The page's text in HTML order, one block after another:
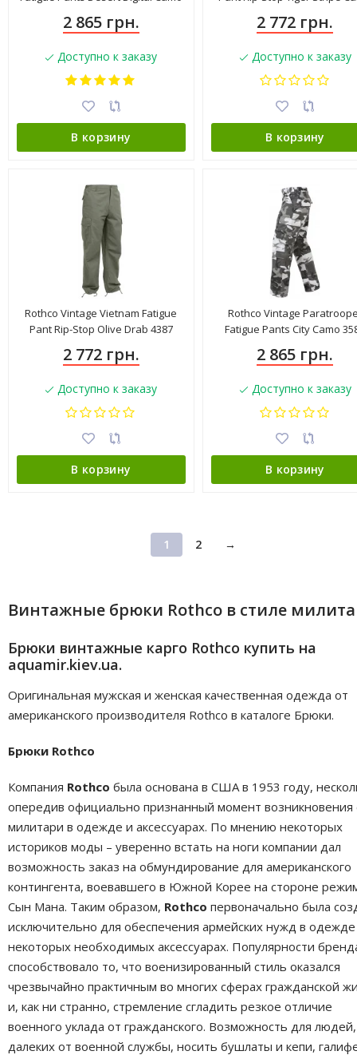
2 865 грн.
Доступно к заказу
В корзину
2 772 грн.
Доступно к заказу
В корзину
Rothco Vintage Vietnam Fatigue
Pant Rip-Stop Olive Drab 4387
2 772 грн.
Доступно к заказу
В корзину
Rothco Vintage
Fatigue Pants City Camo
2 865 грн.
Доступно к заказу
В корзину
1 2 →
Винтажные брюки Rothco в стиле
Брюки винтажные карго Rothco купить на
aquamir.kiev.ua.
Оригинальная мужская и женская качественная одежда от
американского производителя Rothco в каталоге Брюки.
Брюки Rothco
Компания Rothco была основана в США в 1953 году,
опередив официально признанный момент возникновения
милитари в одежде и аксессуарах. По мнению некоторых
историков моды – уверенно встать на ноги компании дал
возможность заказ на обмундирование для американского
контингента, воевавшего в Южной Корее на стороне
Сын Мана. Таким образом, Rothco первоначально была
исключительно для обеспечения армейских нужд в
некоторых необходимых аксессуарах. Популярности
способствовало то, что военизированный стиль оказался
чрезвычайно практичным во многих сферах гражданской
и, как ни странно, стремление сгладить резкое отличие
военного уклада от гражданского. Возможность для людей,
далеких от военной службы, носить бушлаты и кепи,